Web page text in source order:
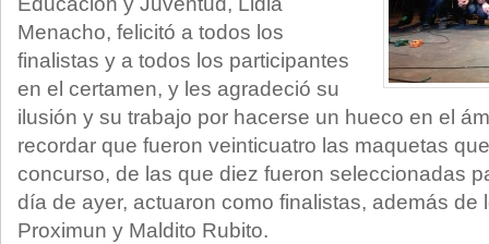
Menacho, felicitó a todos los
finalistas y a todos los participantes
en el certamen, y les agradeció su
ilusión y su trabajo por hacerse un hueco en el
recordar que fueron veinticuatro las maquetas
concurso, de las que diez fueron seleccionadas
día de ayer, actuaron como finalistas, además de
Proximun y Maldito Rubito.